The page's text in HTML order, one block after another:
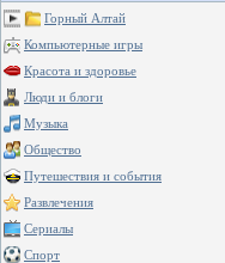
Горный Алтай
Компьютерные игры
Красота и здоровье
Люди и блоги
Музыка
Общество
Путешествия и события
Развлечения
Сериалы
Спорт